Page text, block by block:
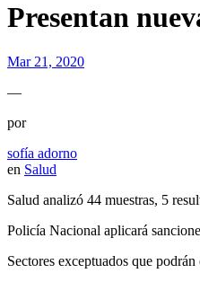
Presentan
Mar 21, 2020
—
por
sofía adorno
en Salud
Salud analizó 44 muestras, 5
Policía Nacional aplicará
Sectores exceptuados que